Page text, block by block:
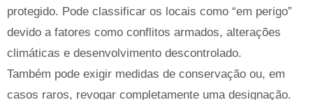
protegido. Pode classificar os locais como “em perigo”
devido a fatores como conflitos armados, alterações
climáticas e desenvolvimento descontrolado.
Também pode exigir medidas de conservação ou, em
casos raros, revogar completamente uma designação.